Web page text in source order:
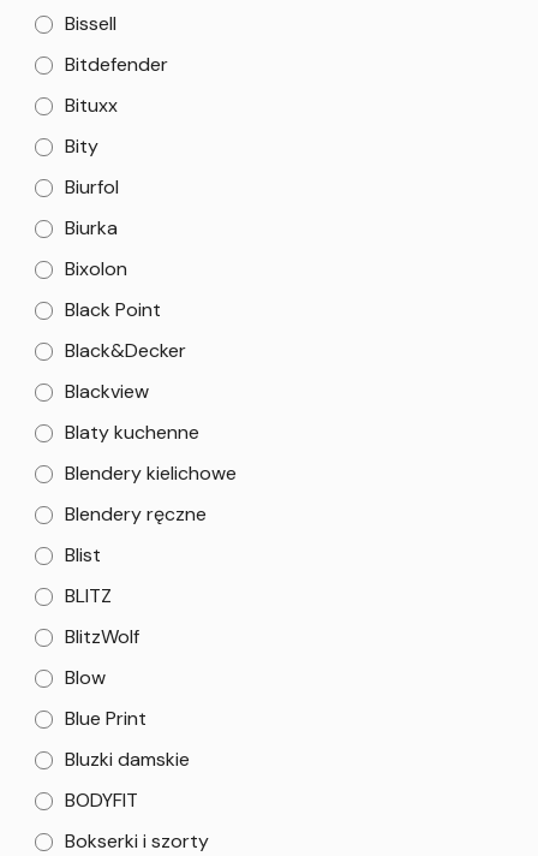
Bissell
Bitdefender
Bituxx
Bity
Biurfol
Biurka
Bixolon
Black Point
Black&Decker
Blackview
Blaty kuchenne
Blendery kielichowe
Blendery ręczne
Blist
BLITZ
BlitzWolf
Blow
Blue Print
Bluzki damskie
BODYFIT
Bokserki i szorty